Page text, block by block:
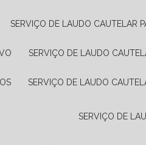
SERVIÇO DE LAUDO CAUTELAR
SERVIÇO DE LAUDO
SERVIÇO DE LAUDO
SERVIÇO DE